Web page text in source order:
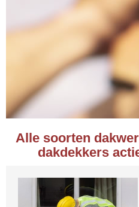
Alle soorten
dakdekkers